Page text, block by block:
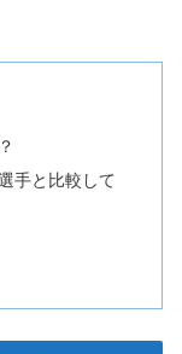
手と比較して